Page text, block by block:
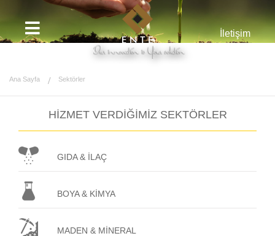
İletişim
Ana Sayfa Sektörler
HİZMET VERDİĞİMİZ SEKTÖRLER
GIDA & İLAÇ
BOYA & KİMYA
MADEN & MİNERAL